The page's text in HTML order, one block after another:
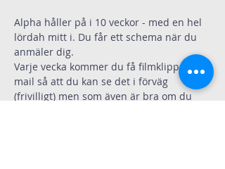
Alpha håller på i 10 veckor - med en hel
lördah mitt i. Du får ett schema när du
anmäler dig.
Varje vecka kommer du få filmklippen på
mail så att du kan se det i förväg
(frivilligt) men som även är bra om du